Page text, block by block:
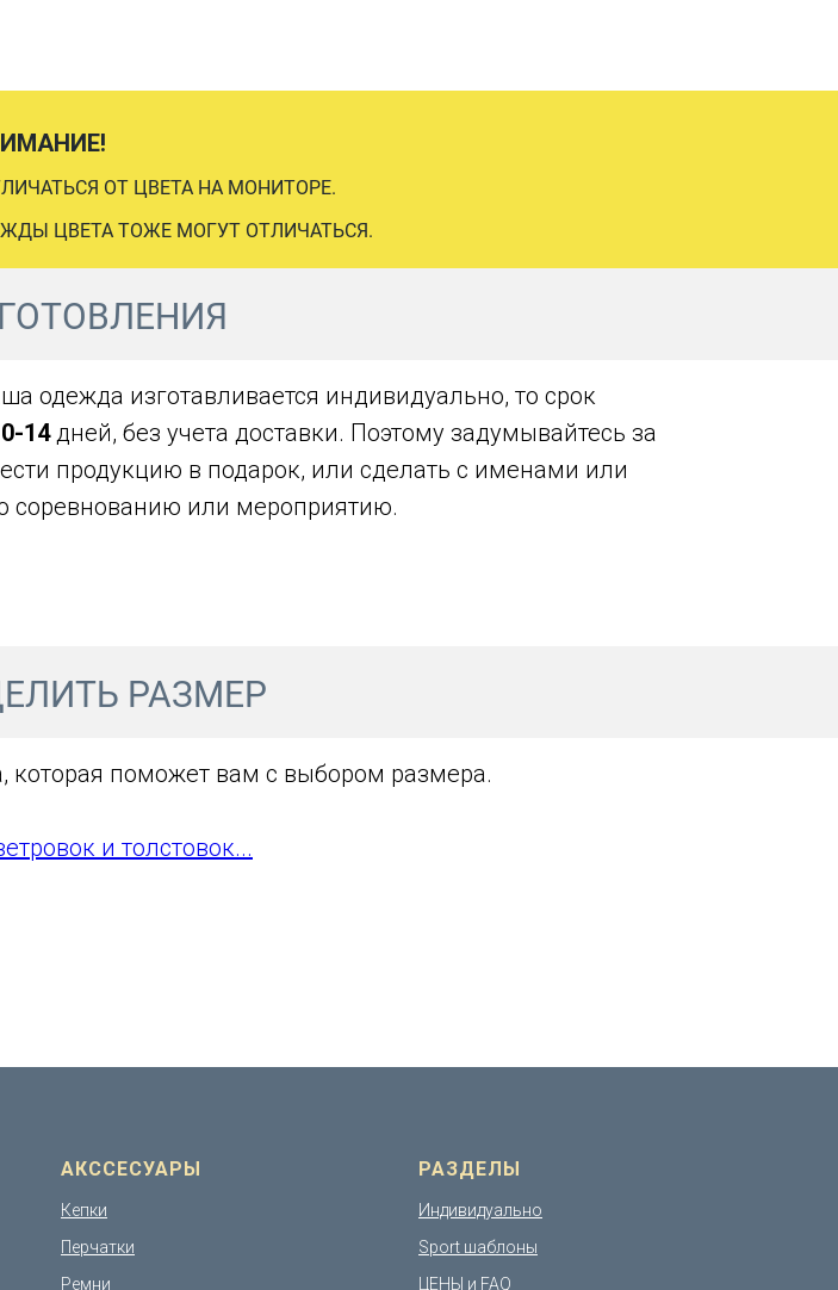
ОТ ЦВЕТА НА МОНИТОРЕ.
ЦВЕТА ТОЖЕ МОГУТ ОТЛИЧАТЬСЯ.
одежда изготавливается индивидуально, то срок
14дней, без учета доставки. Поэтому задумывайтесь за
продукцию в подарок, или сделать с именами или
соревнованию или мероприятию.
РАЗМЕР
которая поможет вам с выбором размера.
и толстовок...
АКССЕСУАРЫ
Кепки
Перчатки
Ремни
РАЗДЕЛЫ
Индивидуально
Sport шаблоны
ЦЕНЫ и FAQ